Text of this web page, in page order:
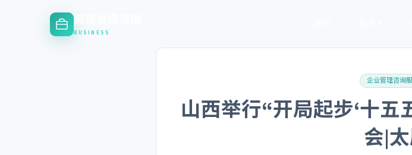
资深投资咨询
BUSINESS
企业管理咨询
山西举行“开局起步‘十五
会|